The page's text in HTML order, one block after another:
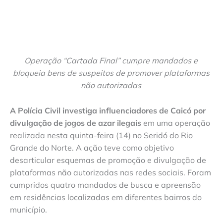
Operação “Cartada Final” cumpre mandados e
bloqueia bens de suspeitos de promover plataformas
não autorizadas
A Polícia Civil investiga influenciadores de Caicó por
divulgação de jogos de azar ilegais em uma operação
realizada nesta quinta-feira (14) no Seridó do Rio
Grande do Norte. A ação teve como objetivo
desarticular esquemas de promoção e divulgação de
plataformas não autorizadas nas redes sociais. Foram
cumpridos quatro mandados de busca e apreensão
em residências localizadas em diferentes bairros do
município.